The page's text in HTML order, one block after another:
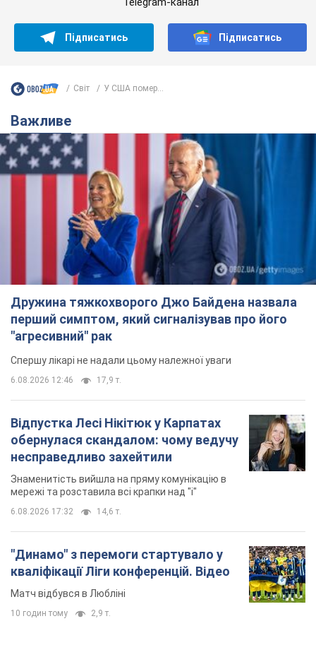
Підписатись Підписатись
Світ У США помер...
Важливе
Дружина тяжкохворого Джо Байдена назвала
перший симптом, який сигналізував про його
"агресивний" рак
Спершу лікарі не надали цьому належної уваги
6.08.2026 12:46 17,9 т.
Відпустка Лесі Нікітюк у Карпатах
обернулася скандалом: чому ведучу
несправедливо захейтили
Знаменитість вийшла на пряму комунікацію в
мережі та розставила всі крапки над "і"
6.08.2026 17:32 14,6 т.
"Динамо" з перемоги стартувало у
кваліфікації Ліги конференцій. Відео
Матч відбувся в Любліні
10 годин тому 2,9 т.